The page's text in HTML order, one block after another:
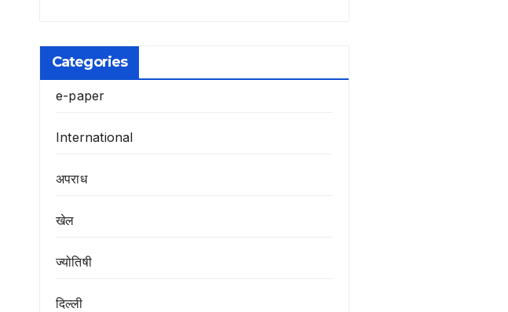
Categories
e-paper
International
अपराध
खेल
ज्योतिषी
दिल्ली